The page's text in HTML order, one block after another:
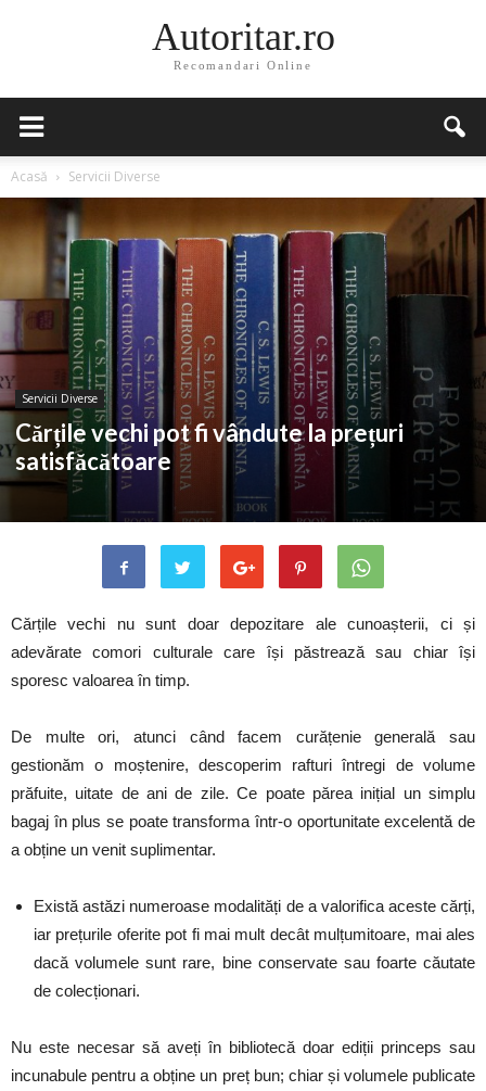
Autoritar.ro
Recomandari Online
Acasă Servicii Diverse
Servicii Diverse
Cărțile vechi pot fi vândute la prețuri
satisfăcătoare
Cărțile vechi nu sunt doar depozitare ale cunoașterii, ci și
adevărate comori culturale care își păstrează sau chiar își
sporesc valoarea în timp.
De multe ori, atunci când facem curățenie generală sau
gestionăm o moștenire, descoperim rafturi întregi de volume
prăfuite, uitate de ani de zile. Ce poate părea inițial un simplu
bagaj în plus se poate transforma într-o oportunitate excelentă de
a obține un venit suplimentar.
Există astăzi numeroase modalități de a valorifica aceste cărți,
iar prețurile oferite pot fi mai mult decât mulțumitoare, mai ales
dacă volumele sunt rare, bine conservate sau foarte căutate
de colecționari.
Nu este necesar să aveți în bibliotecă doar ediții princeps sau
incunabule pentru a obține un preț bun; chiar și volumele publicate